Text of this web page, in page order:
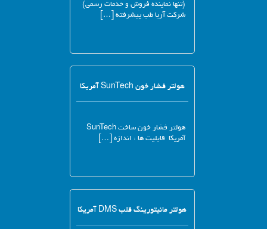
(تنها نماینده فروش و خدمات رسمی)
شرکت آریا طب پیشرفته […]
هولتر فشار خون SunTech آمریکا
هولتر فشار خون ساخت SunTech
آمریکا قابلیت ها : اندازه […]
هولتر مانیتورینگ قلب DMS آمریکا